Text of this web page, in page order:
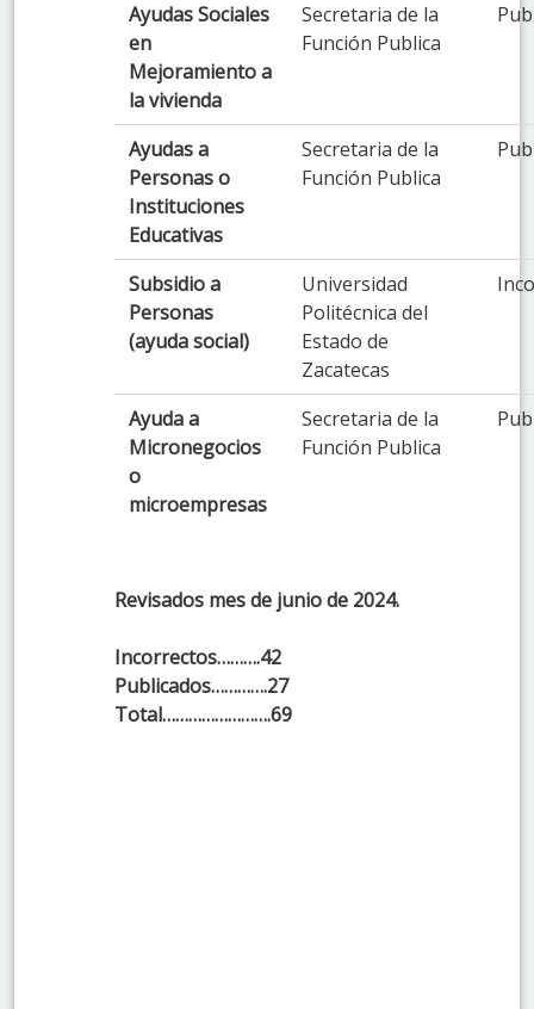
Ayudas Sociales
en
Mejoramiento a
la vivienda
Secretaria de la
Función Publica
Ayudas a
Personas o
Instituciones
Educativas
Secretaria de la
Función Publica
Subsidio a
Personas
(ayuda social)
Universidad
Politécnica del
Estado de
Zacatecas
Ayuda a
Micronegocios
o
microempresas
Secretaria de la
Función Publica
Revisados mes de junio de 2024.
Incorrectos……….42
Publicados………….27
Total…………………….69